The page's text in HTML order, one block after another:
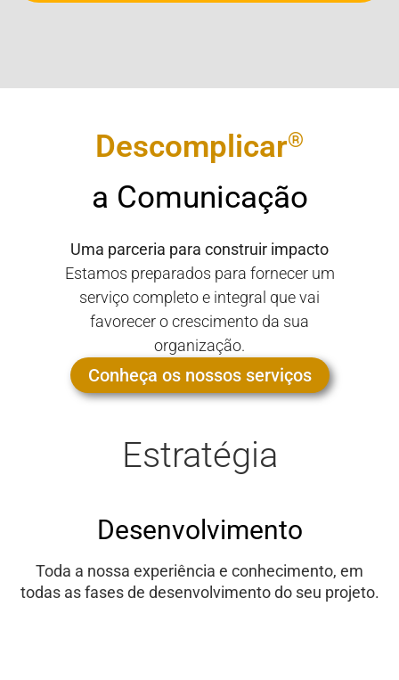
Uma parceria para construir impacto
Estamos preparados para fornecer um
serviço completo e integral que vai
favorecer o crescimento da sua
organização.
Descomplicar®
a Comunicação
Conheça os nossos serviços
Estratégia
Desenvolvimento
Toda a nossa experiência e conhecimento, em
todas as fases de desenvolvimento do seu projeto.